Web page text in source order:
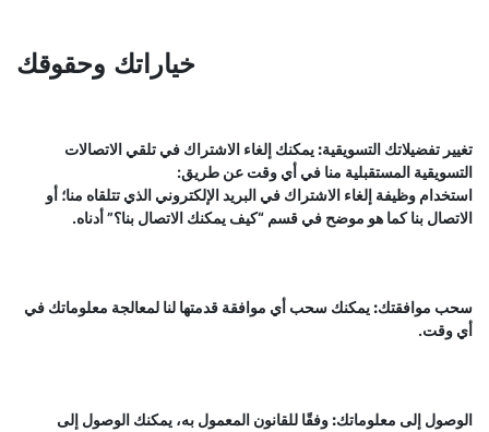
خياراتك وحقوقك
تغيير تفضيلاتك التسويقية:يمكنك إلغاء الاشتراك في تلقي الاتصالات
التسويقية المستقبلية منا في أي وقت عن طريق:
استخدام وظيفة إلغاء الاشتراك في البريد الإلكتروني الذي تتلقاه منا؛ أو
الاتصال بنا كما هو موضح في قسم “كيف يمكنك الاتصال بنا؟” أدناه.
سحب موافقتك:يمكنك سحب أي موافقة قدمتها لنا لمعالجة معلوماتك في
أي وقت.
الوصول إلى معلوماتك:وفقًا للقانون المعمول به، يمكنك الوصول إلى